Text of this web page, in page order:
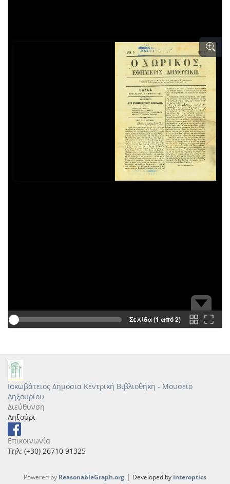
Σελίδα (1 από 2)
Ιακωβάτειος Δημόσια Κεντρική Βιβλιοθήκη - Μουσείο
Ληξουρίου
Διεύθυνση
Ληξούρι
Επικοινωνία
Τηλ: (+30) 26710 91325
Powered by ReasonableGraph.org | Developed by Interoptics